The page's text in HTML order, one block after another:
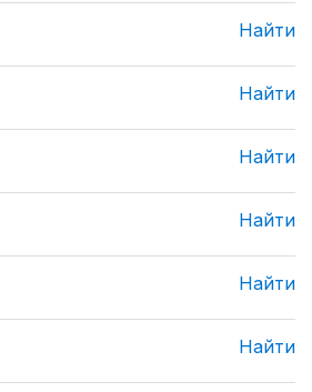
Найти
Найти
Найти
Найти
Найти
Найти